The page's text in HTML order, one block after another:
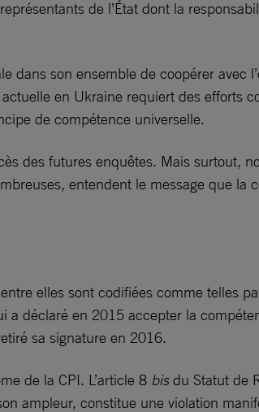
de l’État dont la
son ensemble de coopérer avec
en Ukraine requiert des efforts
de compétence universelle.
des futures enquêtes. Mais surtout,
entendent le message que la
elles sont codifiées comme telles
déclaré en 2015 accepter la
sa signature en 2016.
de la CPI. L’article 8 bisdu Statut de
ampleur, constitue une violation